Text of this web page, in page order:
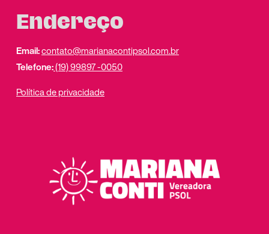
Endereço
Email:contato@marianacontipsol.com.br
Telefone:(19) 99897 -0050
Política de privacidade